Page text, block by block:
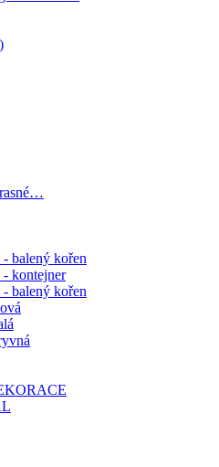
balený kořen
- kontejner
balený kořen